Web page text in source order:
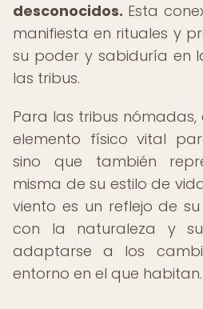
desconocidos. Esta
manifiesta en rituales y
su poder y sabiduría en
las tribus.
Para las tribus nómadas,
elemento físico vital
sino que también
misma de su estilo de
viento es un reflejo de
con la naturaleza y
adaptarse a los
entorno en el que habitan.